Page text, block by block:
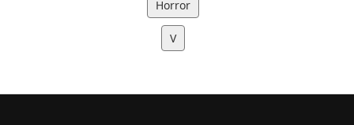
Horror
V